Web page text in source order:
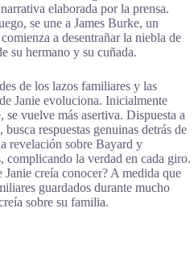
elaborada por la prensa.
se une a James Burke, un
a desentrañar la niebla de
su hermano y su cuñada.
de los lazos familiares y las
Janie evoluciona. Inicialmente
vuelve más asertiva. Dispuesta a
respuestas genuinas detrás de
revelación sobre Bayard y
complicando la verdad en cada giro.
Janie creía conocer? A medida que
guardados durante mucho
sobre su familia.